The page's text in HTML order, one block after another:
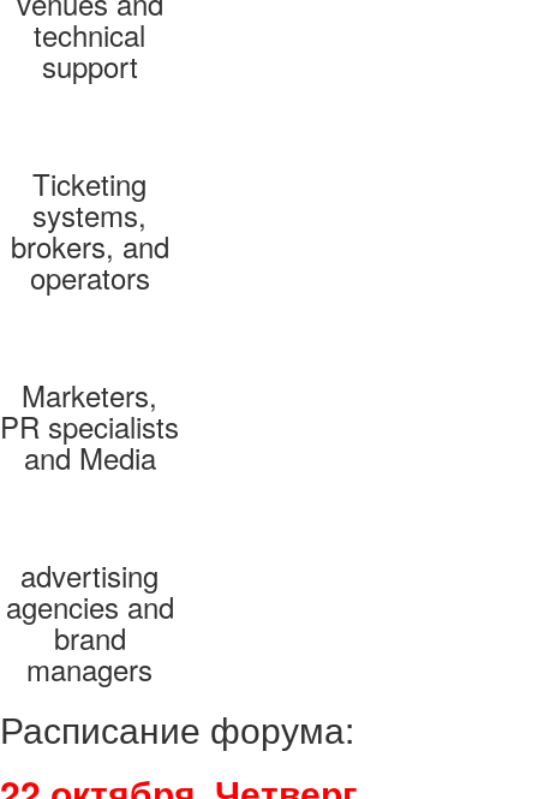
technical
support
Ticketing
systems,
brokers, and
operators
Marketers,
PR specialists
and Media
advertising
agencies and
brand
managers
Расписание форума: